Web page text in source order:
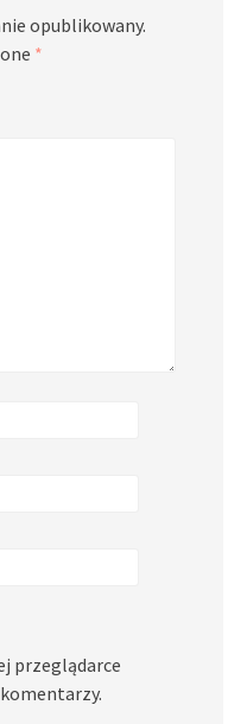
opublikowany.
*
przeglądarce